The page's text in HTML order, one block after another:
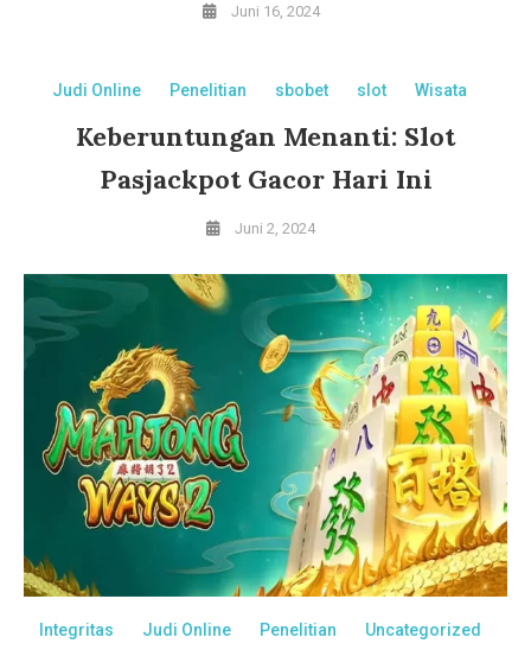
Juni 16, 2024
Judi Online Penelitian sbobet slot Wisata
Keberuntungan Menanti: Slot
Pasjackpot Gacor Hari Ini
Juni 2, 2024
Integritas Judi Online Penelitian Uncategorized